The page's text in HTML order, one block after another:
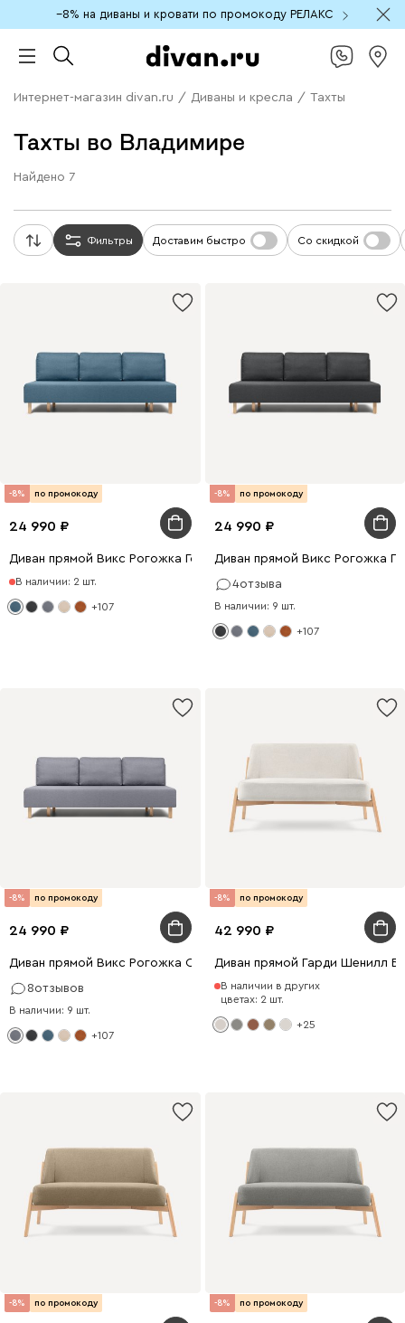
−8% на диваны и кровати по промокоду РЕЛАКС
Интернет-магазин divan.ru / Диваны и кресла / Тахты
Тахты во Владимире
Найдено 7
Фильтры Доставим быстро Со скидкой
-8% по промокоду
24 990
Диван прямой Викс Рогожка Голубой
В наличии: 2 шт.
+107
-8% по промокоду
24 990
Диван прямой Викс Рогожка
4отзыва
В наличии: 9 шт.
+107
-8% по промокоду
24 990
Диван прямой Викс Рогожка Серый
8отзывов
В наличии: 9 шт.
+107
-8% по промокоду
42 990
Диван прямой Гарди Шенилл
В наличии в других
цветах: 2 шт.
+25
-8% по промокоду -8% по промокоду